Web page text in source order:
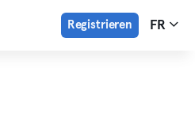
Registrieren FR